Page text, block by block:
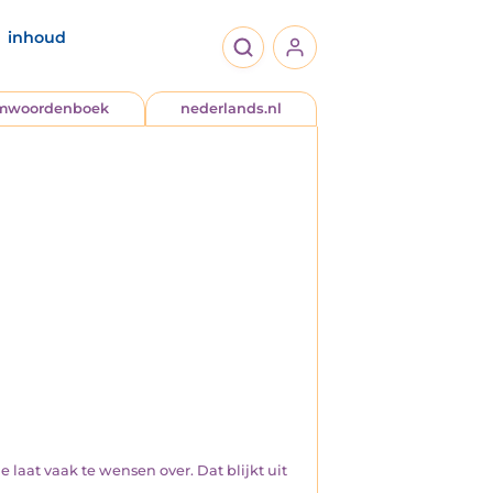
inhoud
nederlands.nl
laat vaak te wensen over. Dat blijkt uit